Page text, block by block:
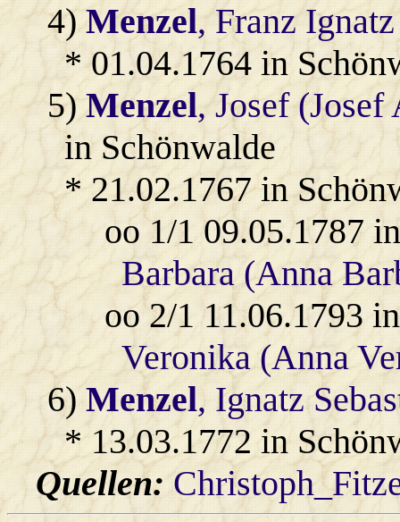
4)Menzel, Franz Ignatz
* 01.04.1764 in
5)Menzel, Josef
in Schönwalde
* 21.02.1767 in
oo 1/1 09.05.1787
Barbara (Anna
oo 2/1 11.06.1793
Veronika (Anna
6)Menzel, Ignatz
* 13.03.1772 in
Quellen: